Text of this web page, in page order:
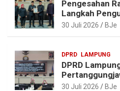
t
Pengesahan
Langkah
dan
30 Juli 2026 BJe
DPRD LAMPUNG
DPRD
Beri Sejumlah
30 Juli 2026 BJe